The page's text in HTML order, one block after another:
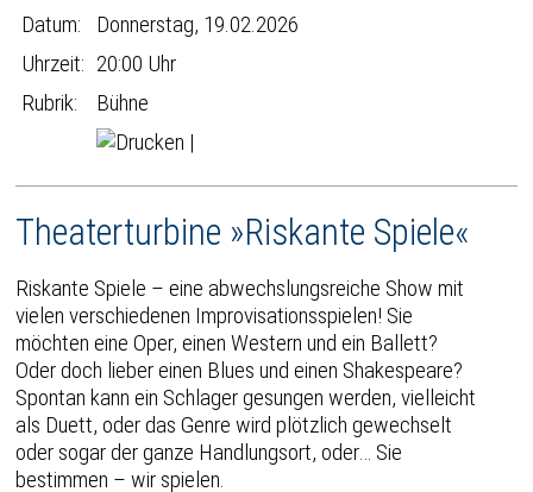
Datum:
Donnerstag, 19.02.2026
Uhrzeit: 20:00 Uhr
Rubrik:
Bühne
|
Theaterturbine »Riskante Spiele«
Riskante Spiele – eine abwechslungsreiche Show mit
vielen verschiedenen Improvisationsspielen! Sie
möchten eine Oper, einen Western und ein Ballett?
Oder doch lieber einen Blues und einen Shakespeare?
Spontan kann ein Schlager gesungen werden, vielleicht
als Duett, oder das Genre wird plötzlich gewechselt
oder sogar der ganze Handlungsort, oder… Sie
bestimmen – wir spielen.